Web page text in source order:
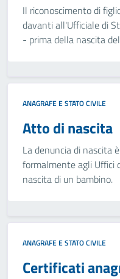
Il riconoscimento di
davanti all'Ufficiale di
- prima della nascita
ANAGRAFE E STATO CIVILE
Atto di nascita
La denuncia di nascita
formalmente agli Uffici
nascita di un bambino.
ANAGRAFE E STATO CIVILE
Certificati